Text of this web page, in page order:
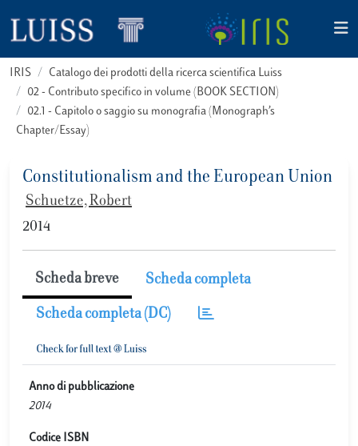
IRIS
Catalogo dei prodotti della ricerca scientifica Luiss
02 - Contributo specifico in volume (BOOK SECTION)
02.1 - Capitolo o saggio su monografia (Monograph’s
Chapter/Essay)
Constitutionalism and the European Union
Schuetze, Robert
2014
Scheda breve Scheda completa
Scheda completa (DC)
Anno di pubblicazione
2014
Codice ISBN